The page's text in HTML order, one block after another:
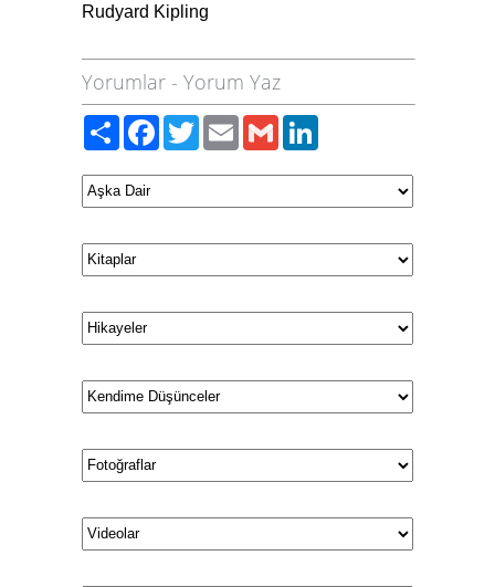
Rudyard Kipling
Yorumlar - Yorum Yaz
PaylaşFacebook
TwitterEmailGmail